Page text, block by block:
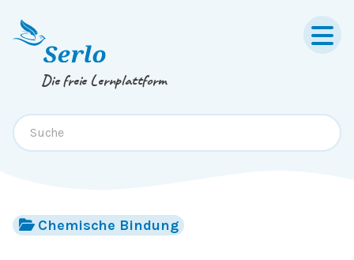
Springe zum
Die freie Lernplattform
Chemische Bindung